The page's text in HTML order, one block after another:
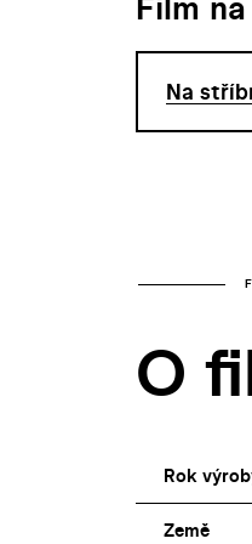
Na
O
Rok
Země